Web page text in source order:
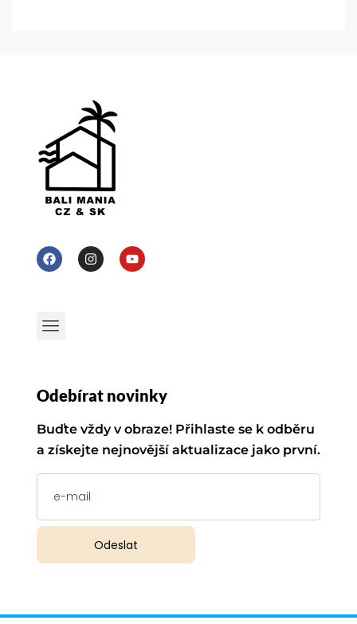
Odebírat novinky
Buďte vždy v obraze! Přihlaste se k odběru
a získejte nejnovější aktualizace jako první.
Odeslat